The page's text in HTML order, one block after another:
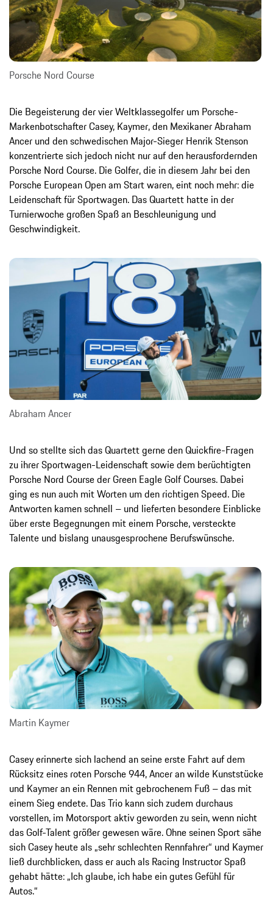
Porsche Nord Course
Die Begeisterung der vier Weltklassegolfer um Porsche-
Markenbotschafter Casey, Kaymer, den Mexikaner Abraham
Ancer und den schwedischen Major-Sieger Henrik Stenson
konzentrierte sich jedoch nicht nur auf den herausfordernden
Porsche Nord Course. Die Golfer, die in diesem Jahr bei den
Porsche European Open am Start waren, eint noch mehr: die
Leidenschaft für Sportwagen. Das Quartett hatte in der
Turnierwoche großen Spaß an Beschleunigung und
Geschwindigkeit.
Abraham Ancer
Und so stellte sich das Quartett gerne den Quickfire-Fragen
zu ihrer Sportwagen-Leidenschaft sowie dem berüchtigten
Porsche Nord Course der Green Eagle Golf Courses. Dabei
ging es nun auch mit Worten um den richtigen Speed. Die
Antworten kamen schnell – und lieferten besondere Einblicke
über erste Begegnungen mit einem Porsche, versteckte
Talente und bislang unausgesprochene Berufswünsche.
Martin Kaymer
Casey erinnerte sich lachend an seine erste Fahrt auf dem
Rücksitz eines roten Porsche 944, Ancer an wilde Kunststücke
und Kaymer an ein Rennen mit gebrochenem Fuß – das mit
einem Sieg endete. Das Trio kann sich zudem durchaus
vorstellen, im Motorsport aktiv geworden zu sein, wenn nicht
das Golf-Talent größer gewesen wäre. Ohne seinen Sport sähe
sich Casey heute als „sehr schlechten Rennfahrer“ und Kaymer
ließ durchblicken, dass er auch als Racing Instructor Spaß
gehabt hätte: „Ich glaube, ich habe ein gutes Gefühl für
Autos.“